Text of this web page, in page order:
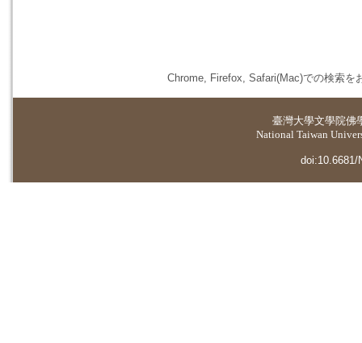
Chrome, Firefox, Safari(Mac)での検索を
臺灣大學文學院佛
National Taiwan
doi:10.6681/